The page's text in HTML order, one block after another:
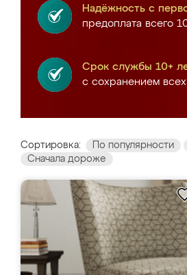
Надёжность с
предоплата всего
Срок службы 10+
с сохранением всех
Сортировка: По популярности
Сначала дороже